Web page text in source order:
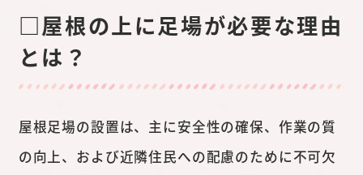
□屋根の上に足場が必要な理由
とは？
屋根足場の設置は、主に安全性の確保、作業の質
の向上、および近隣住民への配慮のために不可欠